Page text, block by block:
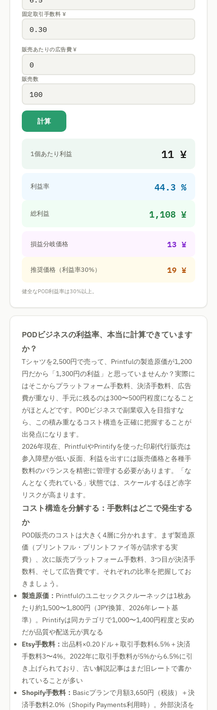
固定取引手数料 ¥
販売あたりの広告費¥
販売数
計算
1個あたり利益 11 ¥
利益率 44.3 %
総利益 1,108 ¥
損益分岐価格 13 ¥
推奨価格（利益率30%） 19 ¥
健全なPOD利益率は30%以上。
PODビジネスの利益率、本当に計算できています
か？
Tシャツを2,500円で売って、Printfulの製造原価が1,200
円だから「1,300円の利益」と思っていませんか？実際に
はそこからプラットフォーム手数料、決済手数料、広告
費が重なり、手元に残るのは300〜500円程度になること
がほとんどです。PODビジネスで副業収入を目指すな
ら、この積み重なるコスト構造を正確に把握することが
出発点になります。
2026年現在、PrintfulやPrintifyを使った印刷代行販売は
参入障壁が低い反面、利益を出すには販売価格と各種手
数料のバランスを精密に管理する必要があります。「な
んとなく売れている」状態では、スケールするほど赤字
リスクが高まります。
コスト構造を分解する：手数料はどこで発生する
か
POD販売のコストは大きく4層に分かれます。まず製造原
価（プリントフル・プリントファイ等が請求する実
費）、次に販売プラットフォーム手数料、3つ目が決済手
数料、そして広告費です。それぞれの比率を把握してお
きましょう。
製造原価： Printfulのユニセックスクルーネックは1枚あ
たり約1,500〜1,800円（JPY換算、2026年レート基
準）。Printifyは同カテゴリで1,000〜1,400円程度と安め
だが品質や配送元が異なる
Etsy手数料： 出品料×0.20ドル＋取引手数料6.5%＋決済
手数料3〜4%。2022年に取引手数料が5%から6.5%に引
き上げられており、古い解説記事はまだ旧レートで書か
れていることが多い
Shopify手数料： Basicプランで月額3,650円（税抜）＋決
済手数料2.0%（Shopify Payments利用時）。外部決済を